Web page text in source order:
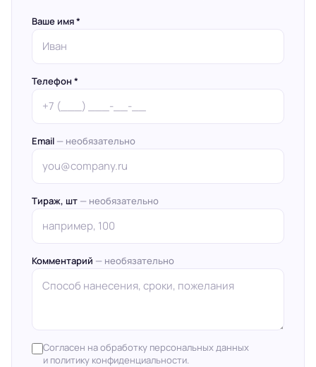
Ваше имя *
Телефон *
Email — необязательно
Тираж, шт — необязательно
Комментарий — необязательно
Согласен на обработку персональных данных
и политику конфиденциальности.